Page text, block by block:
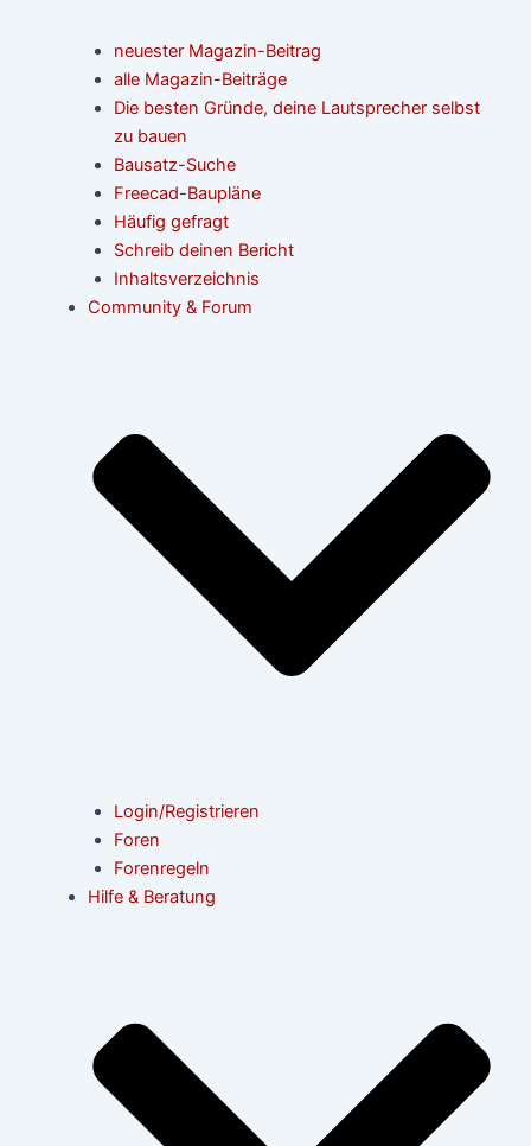
neuester Magazin-Beitrag
alle Magazin-Beiträge
Die besten Gründe, deine Lautsprecher selbst
zu bauen
Bausatz-Suche
Freecad-Baupläne
Häufig gefragt
Schreib deinen Bericht
Inhaltsverzeichnis
Community & Forum
Login/Registrieren
Foren
Forenregeln
Hilfe & Beratung